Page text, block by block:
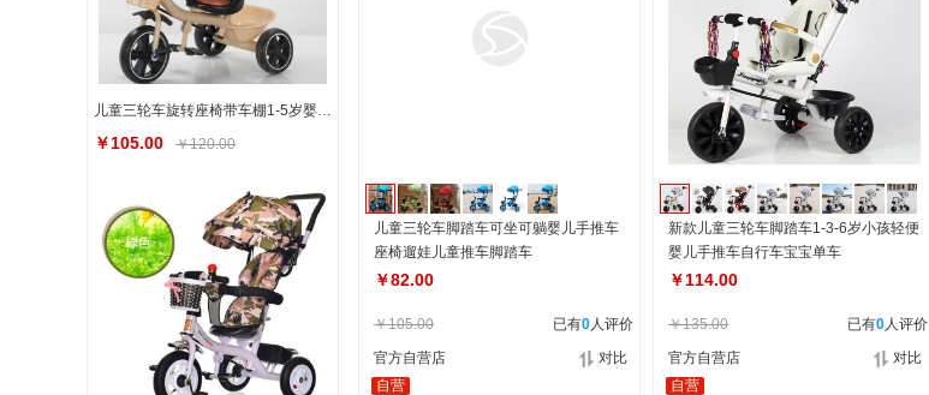
儿童三轮车旋转座椅带车棚1-5岁婴儿车三轮脚踏推车儿童童车
￥105.00 ￥120.00
儿童三轮车脚踏车可坐可躺婴儿手推车
座椅遛娃儿童推车脚踏车
￥82.00
￥105.00 已有0人评价
官方自营店
对比
自营
新款儿童三轮车脚踏车1-3-6岁小孩轻便
婴儿手推车自行车宝宝单车
￥114.00
￥135.00 已有0人评价
官方自营店
对比
自营